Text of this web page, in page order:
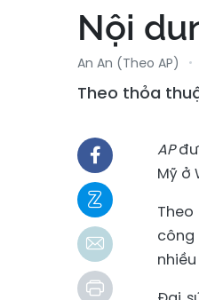
Nội
An An (Theo AP)
Theo thỏa
AP
Mỹ ở
công